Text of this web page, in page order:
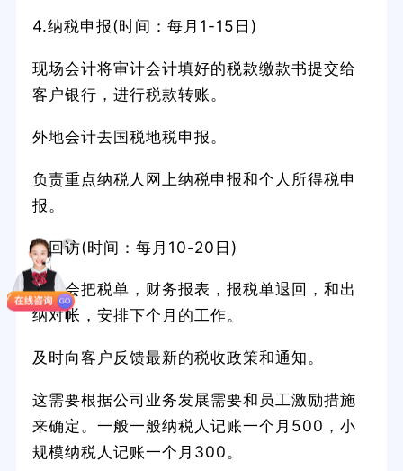
4.纳税申报(时间：每月1-15日)
现场会计将审计会计填好的税款缴款书提交给
客户银行，进行税款转账。
外地会计去国税地税申报。
负责重点纳税人网上纳税申报和个人所得税申
报。
5.回访(时间：每月10-20日)
公司会把税单，财务报表，报税单退回，和出
纳对帐，安排下个月的工作。
及时向客户反馈最新的税收政策和通知。
这需要根据公司业务发展需要和员工激励措施
来确定。一般一般纳税人记账一个月500，小
规模纳税人记账一个月300。